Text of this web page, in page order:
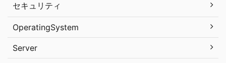
セキュリティ
OperatingSystem
Server